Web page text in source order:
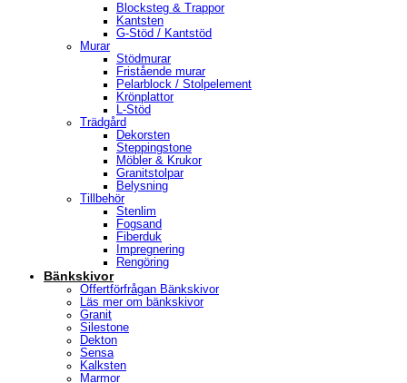
Blocksteg & Trappor
Kantsten
G-Stöd / Kantstöd
Murar
Stödmurar
Fristående murar
Pelarblock / Stolpelement
Krönplattor
L-Stöd
Trädgård
Dekorsten
Steppingstone
Möbler & Krukor
Granitstolpar
Belysning
Tillbehör
Stenlim
Fogsand
Fiberduk
Impregnering
Rengöring
Bänkskivor
Offertförfrågan Bänkskivor
Läs mer om bänkskivor
Granit
Silestone
Dekton
Sensa
Kalksten
Marmor